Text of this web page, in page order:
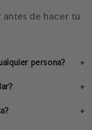
de hacer tu
persona? +
+
+